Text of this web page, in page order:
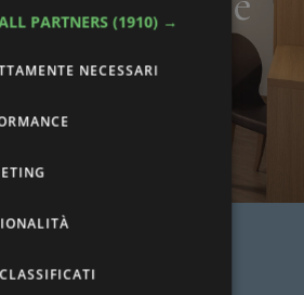
LE OPINIONI
PARTNERS (1910) →
NECESSARI